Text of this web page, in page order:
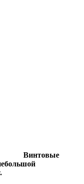
Винтовые